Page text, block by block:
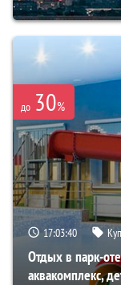
до 30%
17:03:39
Отдых в парк-
аквакомплекс,